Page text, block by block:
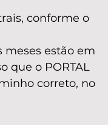
conforme o
meses estão em
que o PORTAL
correto, no